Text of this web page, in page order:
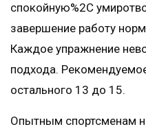
спокойную%2C
завершение работу
Каждое упражнение
подхода.
остального 13 до 15.
Опытным спортсменам